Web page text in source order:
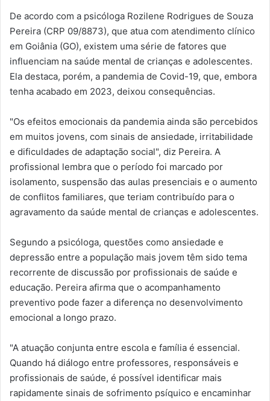
De acordo com a psicóloga Rozilene Rodrigues de Souza
Pereira (CRP 09/8873), que atua com atendimento clínico
em Goiânia (GO), existem uma série de fatores que
influenciam na saúde mental de crianças e adolescentes.
Ela destaca, porém, a pandemia de Covid-19, que, embora
tenha acabado em 2023, deixou consequências.
"Os efeitos emocionais da pandemia ainda são percebidos
em muitos jovens, com sinais de ansiedade, irritabilidade
e dificuldades de adaptação social", diz Pereira. A
profissional lembra que o período foi marcado por
isolamento, suspensão das aulas presenciais e o aumento
de conflitos familiares, que teriam contribuído para o
agravamento da saúde mental de crianças e adolescentes.
Segundo a psicóloga, questões como ansiedade e
depressão entre a população mais jovem têm sido tema
recorrente de discussão por profissionais de saúde e
educação. Pereira afirma que o acompanhamento
preventivo pode fazer a diferença no desenvolvimento
emocional a longo prazo.
"A atuação conjunta entre escola e família é essencial.
Quando há diálogo entre professores, responsáveis e
profissionais de saúde, é possível identificar mais
rapidamente sinais de sofrimento psíquico e encaminhar